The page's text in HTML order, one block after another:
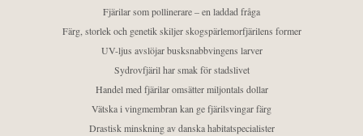
Fjärilar som pollinerare – en laddad fråga
Färg, storlek och genetik skiljer skogspärlemorfjärilens former
UV-ljus avslöjar busksnabbvingens larver
Sydrovfjäril har smak för stadslivet
Handel med fjärilar omsätter miljontals dollar
Vätska i vingmembran kan ge fjärilsvingar färg
Drastisk minskning av danska habitatspecialister